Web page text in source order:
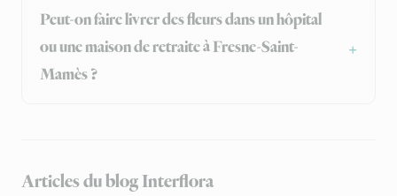
Peut-on faire livrer des fleurs dans un hôpital
ou une maison de retraite à Fresne-Saint-
Mamès ?
Articles du blog Interflora